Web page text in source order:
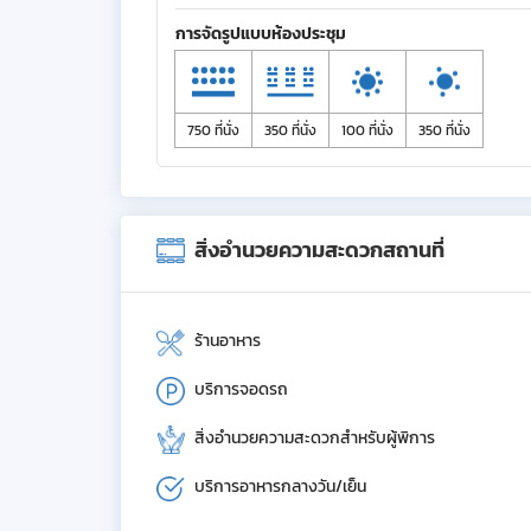
การจัดรูปแบบห้องประชุม
750 ที่นั่ง 350 ที่นั่ง 100 ที่นั่ง 350 ที่นั่ง
สิ่งอำนวยความสะดวกสถานที่
ร้านอาหาร
บริการจอดรถ
สิ่งอำนวยความสะดวกสำหรับผู้พิการ
บริการอาหารกลางวัน/เย็น